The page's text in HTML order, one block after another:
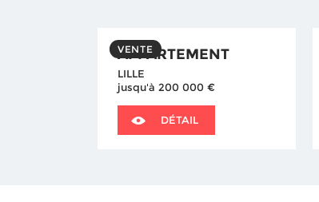
VENTE
APPARTEMENT
LILLE
jusqu'à 200 000 €
DÉTAIL